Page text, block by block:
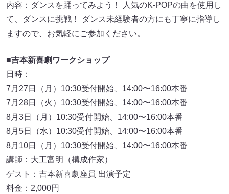
内容：ダンスを踊ってみよう！ 人気のK-POPの曲を使用し
て、ダンスに挑戦！ ダンス未経験者の方にも丁寧に指導し
ますので、お気軽にご参加ください。
■吉本新喜劇ワークショップ
日時：
7月27日（月）10:30受付開始、14:00〜16:00本番
7月28日（火）10:30受付開始、14:00〜16:00本番
8月3日（月）10:30受付開始、14:00〜16:00本番
8月5日（水）10:30受付開始、14:00〜16:00本番
8月10日（月）10:30受付開始、14:00〜16:00本番
講師：大工富明（構成作家）
ゲスト：吉本新喜劇座員 出演予定
料金：2,000円